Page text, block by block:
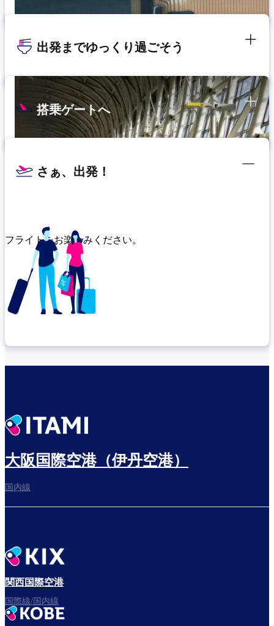
出発までゆっくり過ごそう
搭乗ゲートへ
さぁ、出発！
フライトをお楽しみください。
搭乗ゲートへ
大阪国際空港（伊丹空港）
国内線
関西国際空港
国際線/国内線